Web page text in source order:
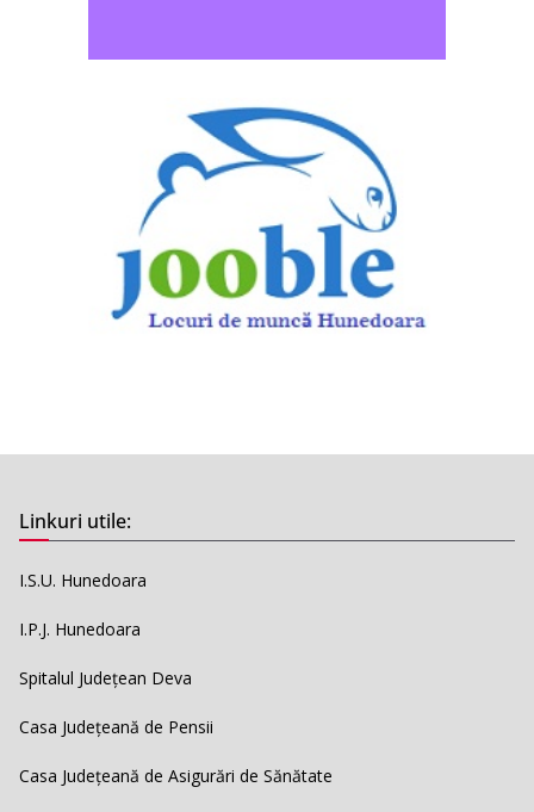
Linkuri utile:
I.S.U. Hunedoara
I.P.J. Hunedoara
Spitalul Județean Deva
Casa Județeană de Pensii
Casa Județeană de Asigurări de Sănătate